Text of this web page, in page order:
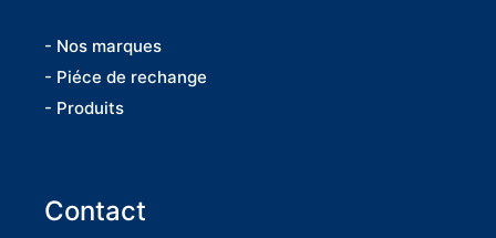
- Nos marques
- Piéce de rechange
- Produits
Contact